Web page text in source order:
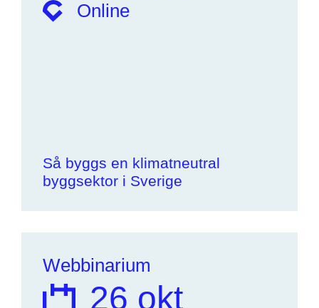
Online
Så byggs en klimatneutral
byggsektor i Sverige
Webbinarium
26 okt